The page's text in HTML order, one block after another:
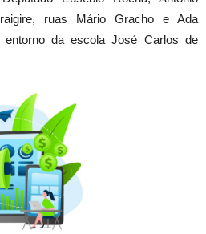
ruas Mário Gracho e Ada
da escola José Carlos de